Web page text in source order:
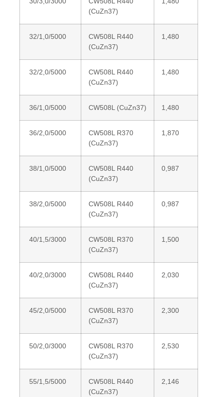
(CuZn37)
32/1,0/5000
CW508L R440
(CuZn37)
1,480
32/2,0/5000
CW508L R440
(CuZn37)
1,480
36/1,0/5000 CW508L (CuZn37) 1,480
36/2,0/5000
CW508L R370
(CuZn37)
1,870
38/1,0/5000
CW508L R440
(CuZn37)
0,987
38/2,0/5000
CW508L R440
(CuZn37)
0,987
40/1,5/3000
CW508L R370
(CuZn37)
1,500
40/2,0/3000
CW508L R440
(CuZn37)
2,030
45/2,0/5000
CW508L R370
(CuZn37)
2,300
50/2,0/3000
CW508L R370
(CuZn37)
2,530
55/1,5/5000
CW508L R440
(CuZn37)
2,146